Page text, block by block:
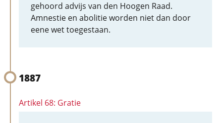
gehoord advijs van den Hoogen Raad.
Amnestie en abolitie worden niet dan door
eene wet toegestaan.
1887
Artikel 68: Gratie